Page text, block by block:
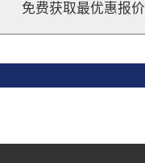
免费获取最优惠报价